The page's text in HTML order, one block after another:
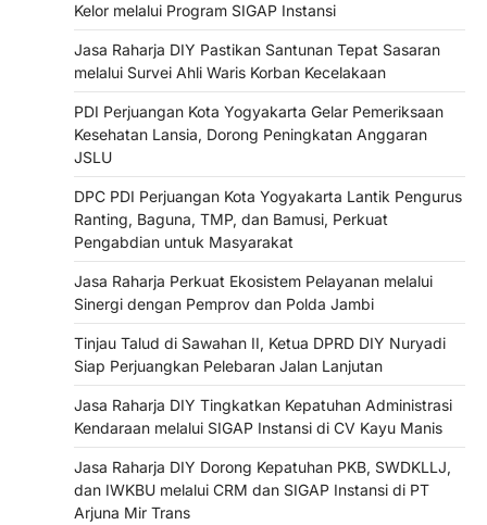
Kelor melalui Program SIGAP Instansi
Jasa Raharja DIY Pastikan Santunan Tepat Sasaran
melalui Survei Ahli Waris Korban Kecelakaan
PDI Perjuangan Kota Yogyakarta Gelar Pemeriksaan
Kesehatan Lansia, Dorong Peningkatan Anggaran
JSLU
DPC PDI Perjuangan Kota Yogyakarta Lantik Pengurus
Ranting, Baguna, TMP, dan Bamusi, Perkuat
Pengabdian untuk Masyarakat
Jasa Raharja Perkuat Ekosistem Pelayanan melalui
Sinergi dengan Pemprov dan Polda Jambi
Tinjau Talud di Sawahan II, Ketua DPRD DIY Nuryadi
Siap Perjuangkan Pelebaran Jalan Lanjutan
Jasa Raharja DIY Tingkatkan Kepatuhan Administrasi
Kendaraan melalui SIGAP Instansi di CV Kayu Manis
Jasa Raharja DIY Dorong Kepatuhan PKB, SWDKLLJ,
dan IWKBU melalui CRM dan SIGAP Instansi di PT
Arjuna Mir Trans